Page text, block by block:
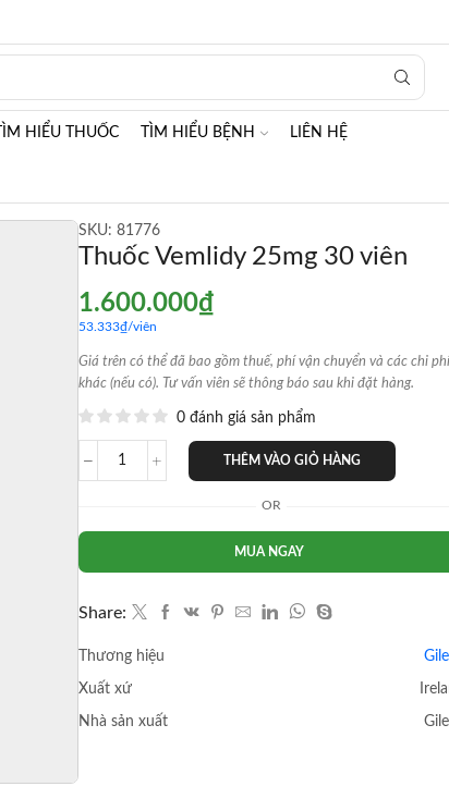
input
TÌM HIỂU THUỐC TÌM HIỂU BỆNH LIÊN HỆ
SKU: 81776
Thuốc Vemlidy 25mg 30 viên
1.600.000₫
53.333₫/viên
Giá trên có thể đã bao gồm thuế, phí vận chuyển và các chi phí
khác (nếu có). Tư vấn viên sẽ thông báo sau khi đặt hàng.
0 đánh giá sản phẩm
Thuốc
30
lượng
THÊM VÀO GIỎ HÀNG
OR
MUA NGAY
Share:
Thương hiệu
Xuất xứ
Nhà sản xuất